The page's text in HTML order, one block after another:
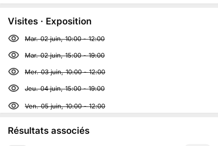
Visites · Exposition
Mar. 02 juin, 10:00-12:00
Mar. 02 juin, 15:00-19:00
Mer. 03 juin, 10:00-12:00
Jeu. 04 juin, 15:00-19:00
Ven. 05 juin, 10:00-12:00
Résultats associés